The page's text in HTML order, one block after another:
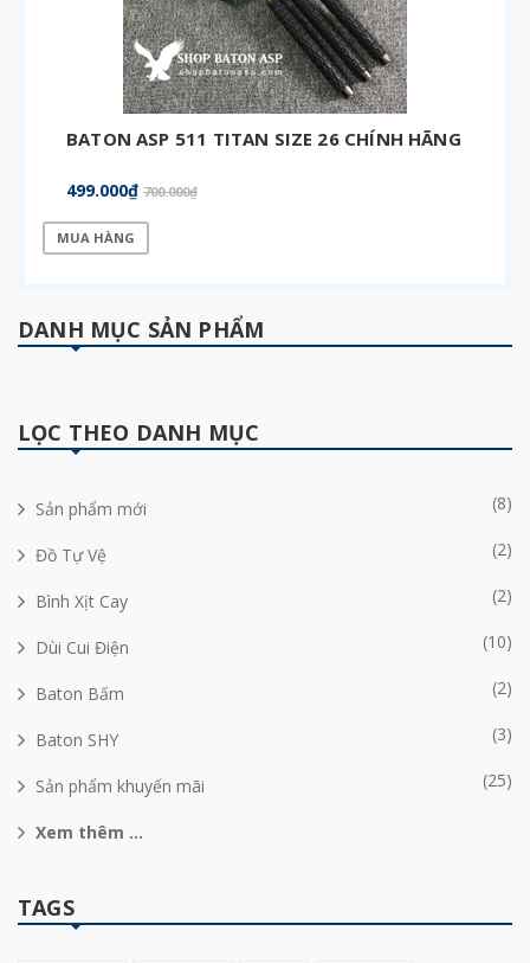
BATON ASP 511 TITAN SIZE 26 CHÍNH HÃNG
499.000₫ 700.000₫
MUA HÀNG
DANH MỤC SẢN PHẨM
LỌC THEO DANH MỤC
Sản phẩm mới (8)
Đồ Tự Vệ (2)
Bình Xịt Cay (2)
Dùi Cui Điện (10)
Baton Bấm (2)
Baton SHY (3)
Sản phẩm khuyến mãi (25)
Xem thêm ...
TAGS